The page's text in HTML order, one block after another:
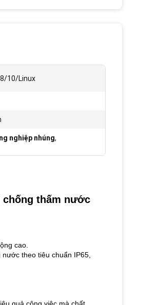
10/Linux
nghiệp nhúng,
chống thấm nước
cao.
theo tiêu chuẩn IP65,